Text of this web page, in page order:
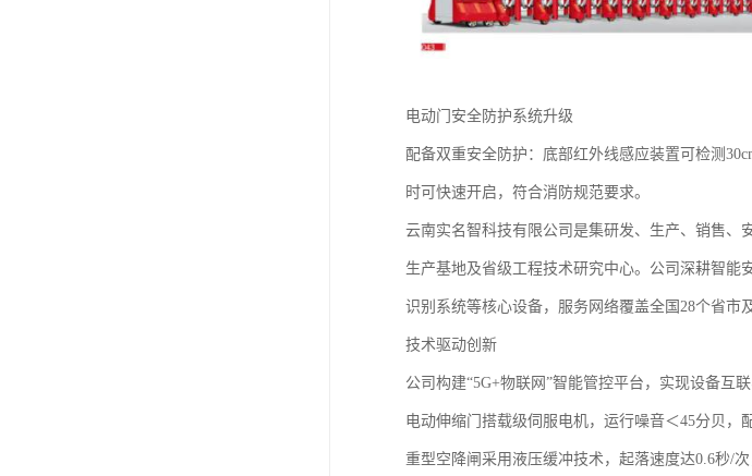
电动门安全防护系统升级‌
配备双重安全防护：底部红外线感应装置可检测
时可快速开启，符合消防规范要求。
云南实名智科技有限公司是集研发、生产、销售、
生产基地及省级工程技术研究中心。公司深耕智能
识别系统等核心设备，服务网络覆盖全国28个省市
‌技术驱动创新‌
公司构建“5G+物联网”智能管控平台，实现设备互
电动伸缩门搭载级伺服电机，运行噪音＜45分贝，
重型空降闸采用液压缓冲技术，起落速度达0.6秒/